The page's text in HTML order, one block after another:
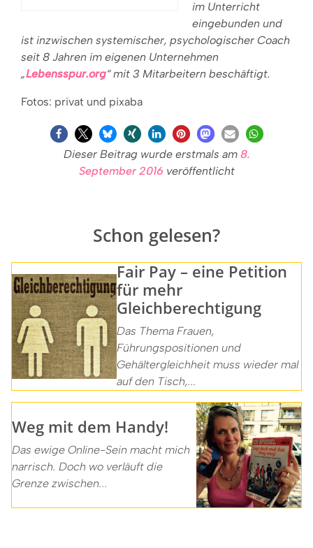
im Unterricht
eingebunden und
ist inzwischen systemischer, psychologischer Coach
seit 8 Jahren im eigenen Unternehmen
„Lebensspur.org“ mit 3 Mitarbeitern beschäftigt.
Fotos: privat und pixaba
Dieser Beitrag wurde erstmals am 8.
September 2016 veröffentlicht
Schon gelesen?
Fair Pay – eine Petition
für mehr
Gleichberechtigung
Das Thema Frauen,
Führungspositionen und
Gehältergleichheit muss wieder mal
auf den Tisch,...
Weg mit dem Handy!
Das ewige Online-Sein macht mich
narrisch. Doch wo verläuft die
Grenze zwischen...